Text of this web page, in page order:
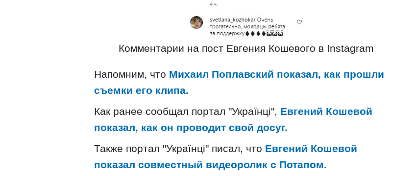
Комментарии на пост Евгения Кошевого в Instagram
Напомним, что Михаил Поплавский показал, как прошли
съемки его клипа.
Как ранее сообщал портал "Українці", Евгений Кошевой
показал, как он проводит свой досуг.
Также портал "Українці" писал, что Евгений Кошевой
показал совместный видеоролик с Потапом.